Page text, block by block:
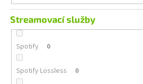
Streamovací služby
Spotify 0
Spotify Lossless 0